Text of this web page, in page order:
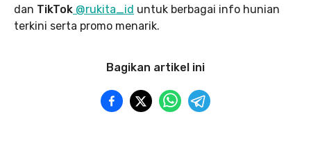
dan TikTok @rukita_id untuk berbagai info hunian
terkini serta promo menarik.
Bagikan artikel ini